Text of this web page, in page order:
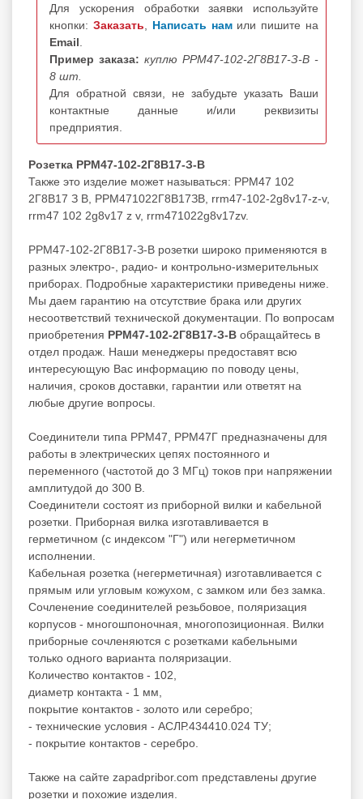
Для ускорения обработки заявки используйте
кнопки: Заказать Написать нам или пишите на
Email
Пример заказа: куплю РРМ47-102-2Г8В17-З-В -
8 шт.
Для обратной связи, не забудьте указать Ваши
контактные данные и/или реквизиты
предприятия.
Розетка РРМ47-102-2Г8В17-З-В
Также это изделие может называться: РРМ47 102
2Г8В17 З В, РРМ471022Г8В17ЗВ, rrm47-102-2g8v17-z-v,
rrm47 102 2g8v17 z v, rrm471022g8v17zv.
РРМ47-102-2Г8В17-З-В розетки широко применяются в
разных электро-, радио- и контрольно-измерительных
приборах. Подробные характеристики приведены ниже.
Мы даем гарантию на отсутствие брака или других
несоответствий технической документации. По вопросам
приобретения РРМ47-102-2Г8В17-З-В обращайтесь в
отдел продаж. Наши менеджеры предоставят всю
интересующую Вас информацию по поводу цены,
наличия, сроков доставки, гарантии или ответят на
любые другие вопросы.
Соединители типа РРМ47, РРМ47Г предназначены для
работы в электрических цепях постоянного и
переменного (частотой до 3 МГц) токов при напряжении
амплитудой до 300 В.
Соединители состоят из приборной вилки и кабельной
розетки. Приборная вилка изготавливается в
герметичном (с индексом "Г") или негерметичном
исполнении.
Кабельная розетка (негерметичная) изготавливается с
прямым или угловым кожухом, с замком или без замка.
Сочленение соединителей резьбовое, поляризация
корпусов - многошпоночная, многопозиционная. Вилки
приборные сочленяются с розетками кабельными
только одного варианта поляризации.
Количество контактов - 102,
диаметр контакта - 1 мм,
покрытие контактов - золото или серебро;
- технические условия - АСЛР.434410.024 ТУ;
- покрытие контактов - серебро.
Также на сайте zapadpribor.com представлены другие
розетки и похожие изделия.